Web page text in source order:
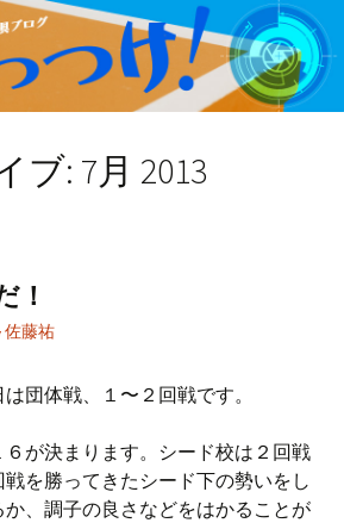
ブ: 7月 2013
！
佐藤祐
団体戦、１〜２回戦です。
が決まります。シード校は２回戦
を勝ってきたシード下の勢いをし
、調子の良さなどをはかることが